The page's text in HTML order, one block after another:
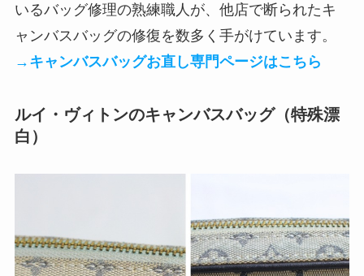
いるバッグ修理の熟練職人が、他店で断られたキ
ャンバスバッグの修復を数多く手がけています。
→キャンバスバッグお直し専門ページはこちら
ルイ・ヴィトンのキャンバスバッグ（特殊漂
白）